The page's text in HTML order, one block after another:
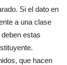
Si el dato en
a una clase
estas
que hacen